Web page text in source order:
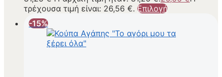
τρέχουσα τιμή είναι: 26,56 €. Επιλογή
-15%